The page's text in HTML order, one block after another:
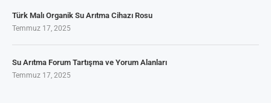
Türk Malı Organik Su Arıtma Cihazı Rosu
Temmuz 17, 2025
Su Arıtma Forum Tartışma ve Yorum Alanları
Temmuz 17, 2025